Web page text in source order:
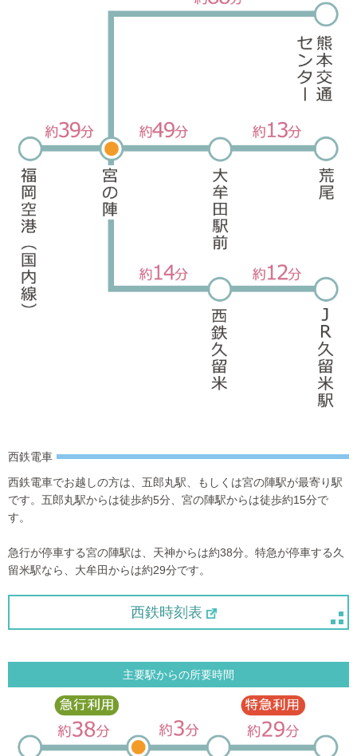
西鉄電車
西鉄電車でお越しの方は、五郎丸駅、もしくは宮の陣駅が最寄り駅
です。五郎丸駅からは徒歩約5分、宮の陣駅からは徒歩約15分で
す。
急行が停車する宮の陣駅は、天神からは約38分。特急が停車する久
留米駅なら、大牟田からは約29分です。
西鉄時刻表
主要駅からの所要時間